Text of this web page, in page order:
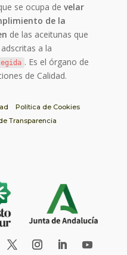
se ocupa develar
de la
de las aceitunas que
a la
. Es el órgano de
de Calidad.
Política de Cookies
Transparencia